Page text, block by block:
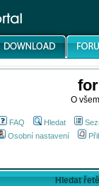
O
FAQ Hledat
Osobní nastavení
Hledat